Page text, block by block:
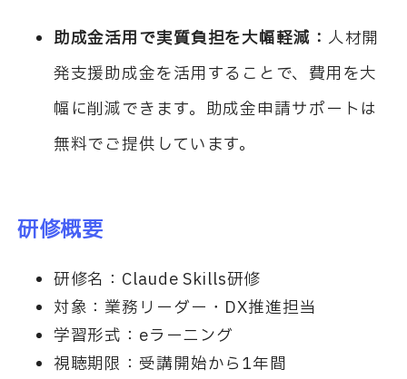
助成金活用で実質負担を大幅軽減： 人材開
発支援助成金を活用することで、費用を大
幅に削減できます。助成金申請サポートは
無料でご提供しています。
研修概要
研修名：Claude Skills研修
対象：業務リーダー・DX推進担当
学習形式：eラーニング
視聴期限：受講開始から1年間